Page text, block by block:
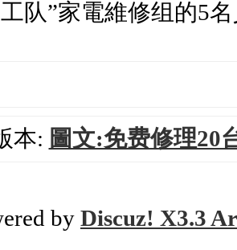
队”家電維修组的5
本: 圖文:免费修理20
by Discuz! X3.3